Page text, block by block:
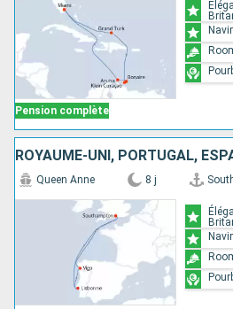
Pension complète
ROYAUME-UNI, PORTUGAL,
Queen Anne 8 j